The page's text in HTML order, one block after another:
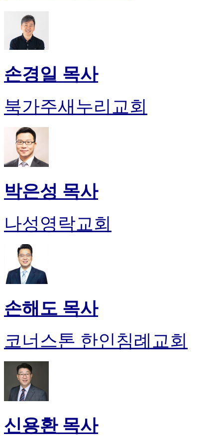
손경일 목사
북가주새누리교회
박은성 목사
나성영락교회
손해도 목사
코너스톤 한인침례교회
신용환 목사